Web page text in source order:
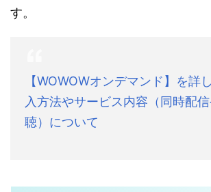
す。
【WOWOWオンデマンド】を詳
入方法やサービス内容（同時配
聴）について